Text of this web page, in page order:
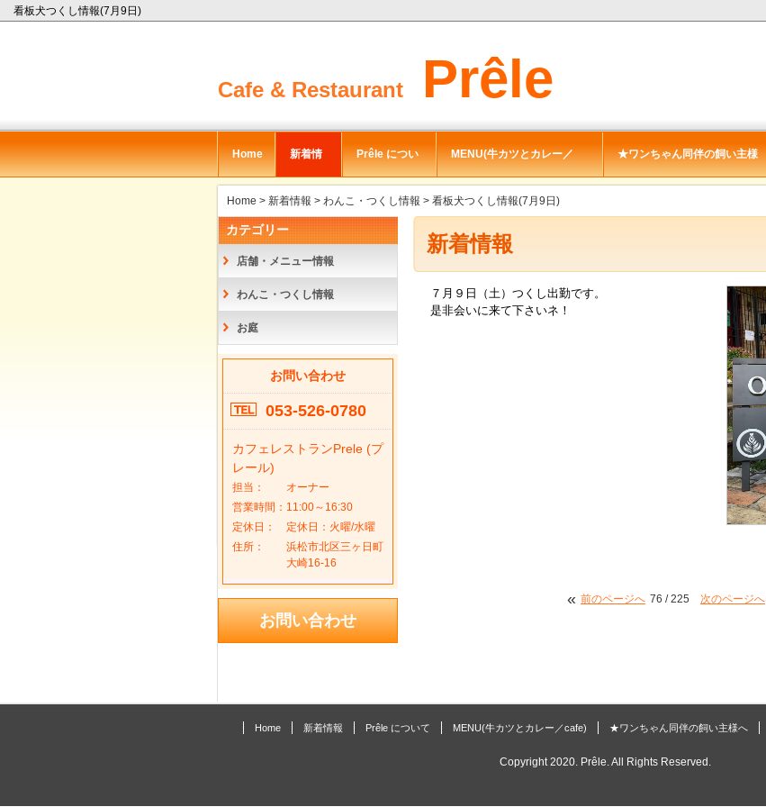
看板犬つくし情報(7月9日)
Cafe & Restaurant Prêle
Home 新着情
報
Prêle につい
て
MENU(牛カツとカレー／
cafe)
★ワンちゃん同伴の飼い主様
Home > 新着情報 > わんこ・つくし情報 > 看板犬つくし情報(7月9日)
新着情報
７月９日（土）つくし出勤です。
是非会いに来て下さいネ！
« 前のページへ 76 / 225 次のページへ
カテゴリー
店舗・メニュー情報
わんこ・つくし情報
お庭
お問い合わせ
053-526-0780
カフェレストランPrele (プ
レール)
担当：
オーナー
営業時間： 11:00～16:30
定休日：
定休日：火曜/水曜
住所：
浜松市北区三ヶ日町
大崎16-16
お問い合わせ
Home 新着情報 Prêle について MENU(牛カツとカレー／cafe) ★ワンちゃん同伴の飼い主様へ
Copyright 2020. Prêle. All Rights Reserved.